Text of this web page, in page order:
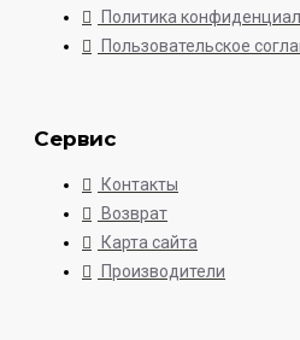
Политика
Пользовательское
Сервис
Контакты
Возврат
Карта сайта
Производители